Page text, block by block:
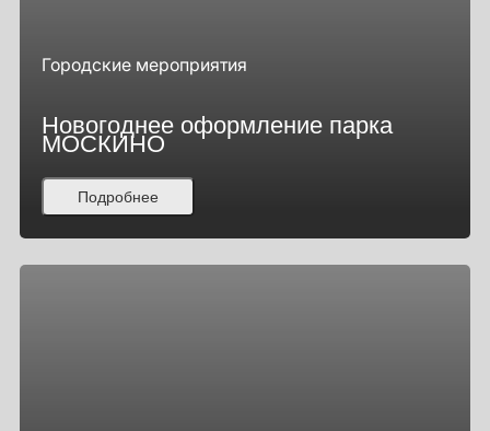
Городские мероприятия
Новогоднее оформление парка
МОСКИНО
Подробнее